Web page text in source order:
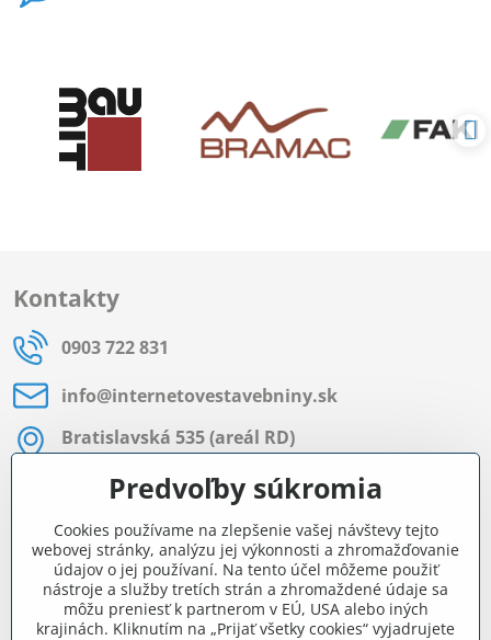
Kontakty
0903 722 831
info​@internetovestavebniny​.sk
Bratislavská 535 (areál RD)
Most pri Bratislave
Pon - Pia 8:00 - 11:30 a 12:15 - 15:30
Facebook
Navigácia
Predvoľby súkromia
Cookies používame na zlepšenie vašej návštevy tejto
webovej stránky, analýzu jej výkonnosti a zhromažďovanie
údajov o jej používaní. Na tento účel môžeme použiť
nástroje a služby tretích strán a zhromaždené údaje sa
môžu preniesť k partnerom v EÚ, USA alebo iných
krajinách. Kliknutím na „Prijať všetky cookies“ vyjadrujete